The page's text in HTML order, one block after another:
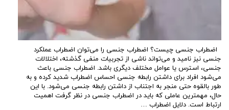
اضطراب جنسی چیست؟ اضطراب جنسی را می‌توان اضطراب عملکرد
جنسی نیز نامید و می‌تواند ناشی از تجربیات منفی گذشته، اختلالات
جنسی، استرس یا عوامل مختلف دیگری باشد. اضطراب جنسی باعث
می‌شود افراد برای داشتن رابطه جنسی احساس اضطراب شدید کرده و به
طور بالقوه حتی منجر به اجتناب از داشتن رابطه جنسی می‌شود. با این
حال، مهمترین عاملی که باید در اضطراب جنسی در نظر گرفت اهمیت
ارتباط است. دلایل اضطراب …